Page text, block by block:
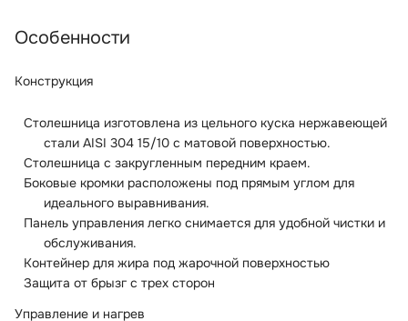
Особенности
Конструкция
Столешница изготовлена из цельного куска нержавеющей
стали AISI 304 15/10 с матовой поверхностью.
Столешница с закругленным передним краем.
Боковые кромки расположены под прямым углом для
идеального выравнивания.
Панель управления легко снимается для удобной чистки и
обслуживания.
Контейнер для жира под жарочной поверхностью
Защита от брызг с трех сторон
Управление и нагрев